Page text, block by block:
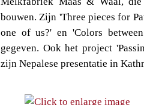
bouwen. Zijn 'Three pieces for
one of us?' en 'Colors
gegeven. Ook het project
zijn Nepalese presentatie in